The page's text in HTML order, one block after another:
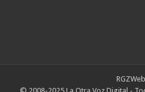
RGZWeb